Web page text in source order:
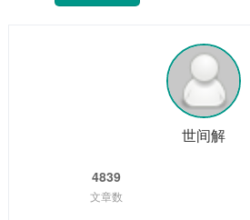
世间解
4839
文章数